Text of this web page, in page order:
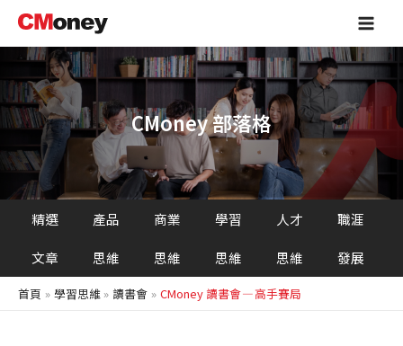
主
容
Main
CMoney 部落格
精選
文章
產品
思維
商業
思維
學習
思維
人才
思維
職涯
發展
首頁 學習思維 讀書會 CMoney 讀書會 — 高手賽局
尋